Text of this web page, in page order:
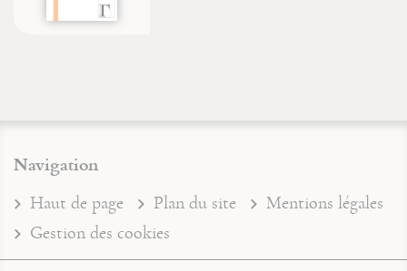
Navigation
Haut de page Plan du site
Mentions légales
Gestion des cookies